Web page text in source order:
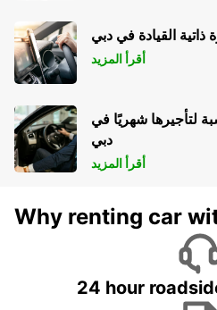
ذاتية القيادة في دبي
أقرأ المزيد
لتأجيرها شهريًا في
دبي
أقرأ المزيد
Why renting car
24 hour